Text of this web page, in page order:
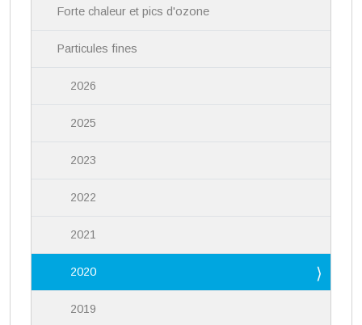
Forte chaleur et pics d'ozone
Particules fines
2026
2025
2023
2022
2021
2020
2019